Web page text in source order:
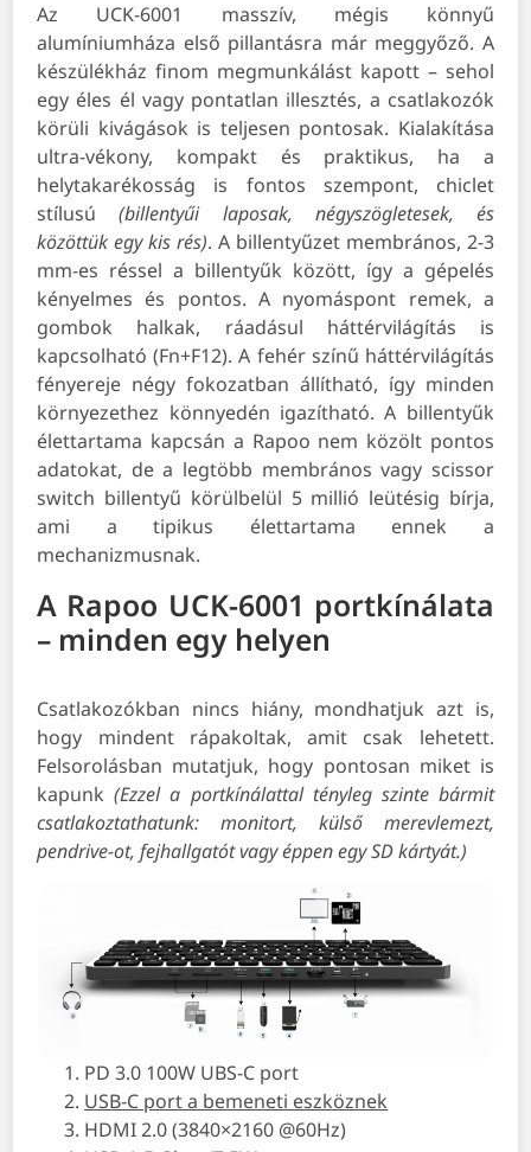
Az UCK-6001 masszív, mégis könnyű
alumíniumháza első pillantásra már meggyőző. A
készülékház finom megmunkálást kapott – sehol
egy éles él vagy pontatlan illesztés, a csatlakozók
körüli kivágások is teljesen pontosak. Kialakítása
ultra-vékony, kompakt és praktikus, ha a
helytakarékosság is fontos szempont, chiclet
stílusú (billentyűi laposak, négyszögletesek, és
közöttük egy kis rés). A billentyűzet membrános, 2-3
mm-es réssel a billentyűk között, így a gépelés
kényelmes és pontos. A nyomáspont remek, a
gombok halkak, ráadásul háttérvilágítás is
kapcsolható (Fn+F12). A fehér színű háttérvilágítás
fényereje négy fokozatban állítható, így minden
környezethez könnyedén igazítható. A billentyűk
élettartama kapcsán a Rapoo nem közölt pontos
adatokat, de a legtöbb membrános vagy scissor
switch billentyű körülbelül 5 millió leütésig bírja,
ami a tipikus élettartama ennek a
mechanizmusnak.
A Rapoo UCK-6001 portkínálata
– minden egy helyen
Csatlakozókban nincs hiány, mondhatjuk azt is,
hogy mindent rápakoltak, amit csak lehetett.
Felsorolásban mutatjuk, hogy pontosan miket is
kapunk(Ezzel a portkínálattal tényleg szinte bármit
csatlakoztathatunk: monitort, külső merevlemezt,
pendrive-ot, fejhallgatót vagy éppen egy SD kártyát.)
PD 3.0 100W UBS-C port
USB-C port a bemeneti eszköznek
HDMI 2.0 (3840×2160 @60Hz)